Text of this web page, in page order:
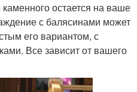
остается на ваше
с балясинами может
его вариантом, с
Все зависит от вашего